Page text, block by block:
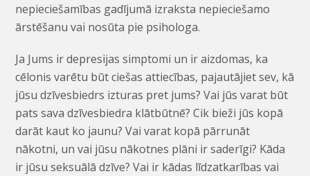
nepieciešamības gadījumā izraksta nepieciešamo
ārstēšanu vai nosūta pie psihologa.
Ja Jums ir depresijas simptomi un ir aizdomas, ka
cēlonis varētu būt ciešas attiecības, pajautājiet sev, kā
jūsu dzīvesbiedrs izturas pret jums? Vai jūs varat būt
pats sava dzīvesbiedra klātbūtnē? Cik bieži jūs kopā
darāt kaut ko jaunu? Vai varat kopā pārrunāt
nākotni, un vai jūsu nākotnes plāni ir saderīgi? Kāda
ir jūsu seksuālā dzīve? Vai ir kādas līdzatkarības vai